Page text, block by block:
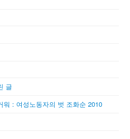
글
워 : 여성노동자의 벗 조화순 2010